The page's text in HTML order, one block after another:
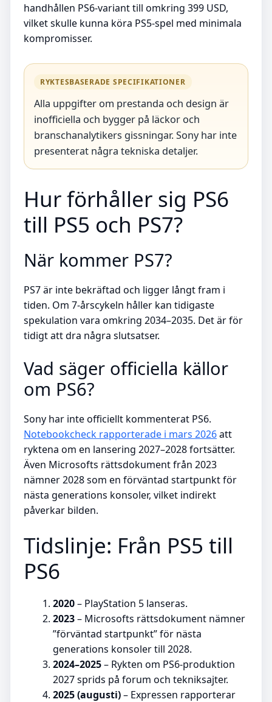
handhållen PS6-variant till omkring 399 USD,
vilket skulle kunna köra PS5-spel med minimala
kompromisser.
RYKTESBASERADE SPECIFIKATIONER
Alla uppgifter om prestanda och design är
inofficiella och bygger på läckor och
branschanalytikers gissningar. Sony har inte
presenterat några tekniska detaljer.
Hur förhåller sig PS6
till PS5 och PS7?
När kommer PS7?
PS7 är inte bekräftad och ligger långt fram i
tiden. Om 7-årscykeln håller kan tidigaste
spekulation vara omkring 2034–2035. Det är för
tidigt att dra några slutsatser.
Vad säger officiella källor
om PS6?
Sony har inte officiellt kommenterat PS6.
Notebookcheck rapporterade i mars 2026att
ryktena om en lansering 2027–2028 fortsätter.
Även Microsofts rättsdokument från 2023
nämner 2028 som en förväntad startpunkt för
nästa generations konsoler, vilket indirekt
påverkar bilden.
Tidslinje: Från PS5 till
PS6
2020– PlayStation 5 lanseras.
2023– Microsofts rättsdokument nämner
”förväntad startpunkt” för nästa
generations konsoler till 2028.
2024–2025– Rykten om PS6-produktion
2027 sprids på forum och tekniksajter.
2025 (augusti)– Expressen rapporterar